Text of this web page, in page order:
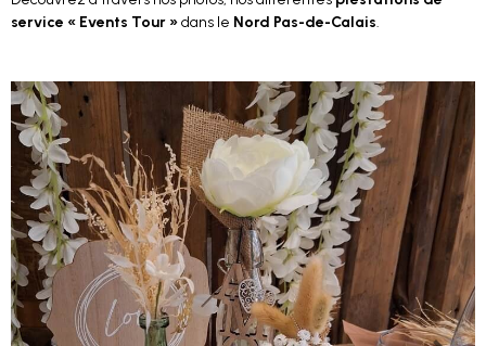
service « Events Tour »dans le Nord Pas-de-Calais.